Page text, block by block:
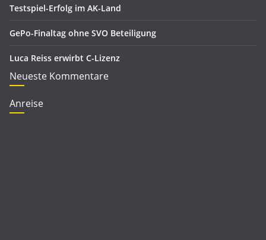
Testspiel-Erfolg im AK-Land
GePo-Finaltag ohne SVO Beteiligung
Luca Reiss erwirbt C-Lizenz
Neueste Kommentare
Anreise